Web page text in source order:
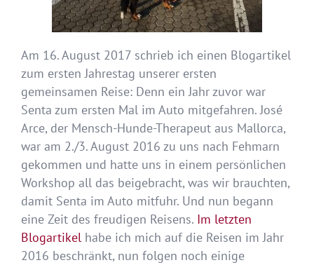
Am 16. August 2017 schrieb ich einen Blogartikel
zum ersten Jahrestag unserer ersten
gemeinsamen Reise: Denn ein Jahr zuvor war
Senta zum ersten Mal im Auto mitgefahren. José
Arce, der Mensch-Hunde-Therapeut aus Mallorca,
war am 2./3. August 2016 zu uns nach Fehmarn
gekommen und hatte uns in einem persönlichen
Workshop all das beigebracht, was wir brauchten,
damit Senta im Auto mitfuhr. Und nun begann
eine Zeit des freudigen Reisens. Im letzten
Blogartikel habe ich mich auf die Reisen im Jahr
2016 beschränkt, nun folgen noch einige